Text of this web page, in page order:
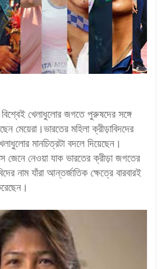
খেলাধুলোর জগতে পুরুষদের সঙ্গে
মেয়েরা।ভারতের মহিলা ক্রীড়াবিদদের
মানচিত্রটা বদলে দিয়েছেন।
জেনে নেওয়া যাক ভারতের ক্রীড়া জগতের
নাম যাঁরা আন্তর্জাতিক ক্ষেত্রে বারবারই